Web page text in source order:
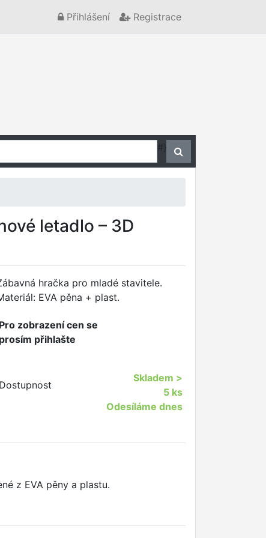
Přihlášení Registrace
#}
letadlo – 3D
hračka pro mladé stavitele.
EVA pěna + plast.
Pro zobrazení cen se
prosím přihlašte
Dostupnost
Skladem >
5 ks
Odesíláme dnes
z EVA pěny a plastu.